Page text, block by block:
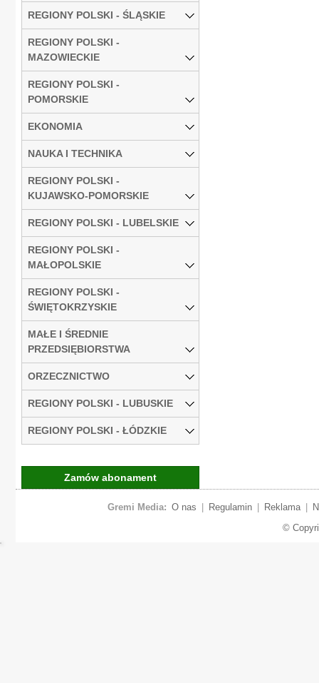
REGIONY POLSKI - ŚLĄSKIE
REGIONY POLSKI -
MAZOWIECKIE
REGIONY POLSKI -
POMORSKIE
EKONOMIA
NAUKA I TECHNIKA
REGIONY POLSKI -
KUJAWSKO-POMORSKIE
REGIONY POLSKI - LUBELSKIE
REGIONY POLSKI -
MAŁOPOLSKIE
REGIONY POLSKI -
ŚWIĘTOKRZYSKIE
MAŁE I ŚREDNIE
PRZEDSIĘBIORSTWA
ORZECZNICTWO
REGIONY POLSKI - LUBUSKIE
REGIONY POLSKI - ŁÓDZKIE
Zamów abonament
Gremi Media: O nas Regulamin Reklama
©